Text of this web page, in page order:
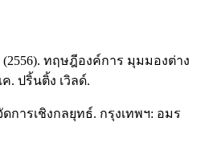
ทฤษฎีองค์การ มุมมองต่าง
. ปริ้นติ้ง เวิลด์.
การเชิงกลยุทธ์. กรุงเทพฯ: อมร